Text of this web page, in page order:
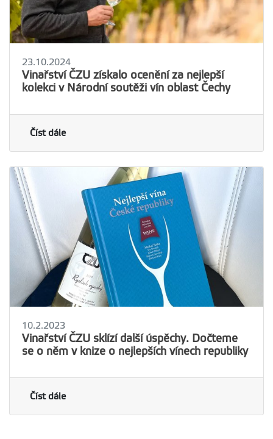
23.10.2024
Vinařství ČZU získalo ocenění za nejlepší
kolekci v Národní soutěži vín oblast Čechy
Číst dále
10.2.2023
Vinařství ČZU sklízí další úspěchy. Dočteme
se o něm v knize o nejlepších vínech republiky
Číst dále